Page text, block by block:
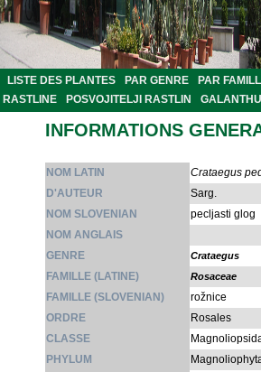
LISTE DES PLANTES PAR GENRE PAR
RASTLINE
POSVOJITELJI RASTLIN
INFORMATIONS
NOM LATIN
Crataegus
D'AUTEUR
Sarg.
NOM SLOVENIAN
pecljasti glog
NOM ANGLAIS
GENRE
Crataegus
FAMILLE (LATINE) Rosaceae
FAMILLE (SLOVENIAN)
rožnice
ORDRE
Rosales
CLASSE
PHYLUM